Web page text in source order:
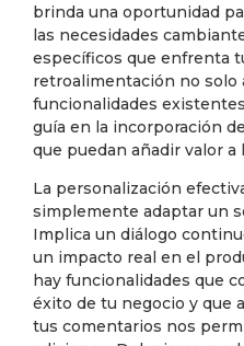
brinda una oportunidad
las necesidades
específicos que enfrenta
retroalimentación no solo
funcionalidades
guía en la incorporación
que puedan añadir valor a
La personalización
simplemente adaptar un
Implica un diálogo
un impacto real en el
hay funcionalidades que
éxito de tu negocio y que
tus comentarios nos